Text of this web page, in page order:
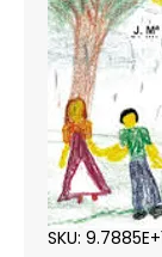
SKU: